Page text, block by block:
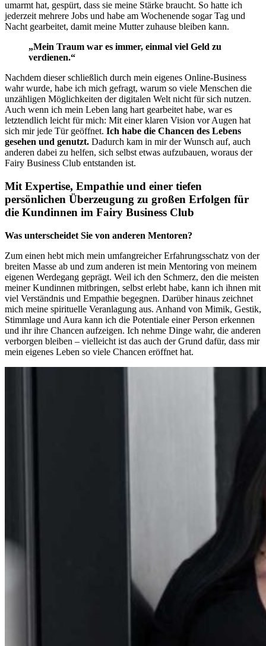
umarmt hat, gespürt, dass sie meine Stärke braucht. So hatte ich
jederzeit mehrere Jobs und habe am Wochenende sogar Tag und
Nacht gearbeitet, damit meine Mutter zuhause bleiben kann.
„Mein Traum war es immer, einmal viel Geld zu
verdienen.“
Nachdem dieser schließlich durch mein eigenes Online-Business
wahr wurde, habe ich mich gefragt, warum so viele Menschen die
unzähligen Möglichkeiten der digitalen Welt nicht für sich nutzen.
Auch wenn ich mein Leben lang hart gearbeitet habe, war es
letztendlich leicht für mich: Mit einer klaren Vision vor Augen hat
sich mir jede Tür geöffnet. Ich habe die Chancen des Lebens
gesehen und genutzt. Dadurch kam in mir der Wunsch auf, auch
anderen dabei zu helfen, sich selbst etwas aufzubauen, woraus der
Fairy Business Club entstanden ist.
Mit Expertise, Empathie und einer tiefen
persönlichen Überzeugung zu großen Erfolgen für
die Kundinnen im Fairy Business Club
Was unterscheidet Sie von anderen Mentoren?
Zum einen hebt mich mein umfangreicher Erfahrungsschatz von der
breiten Masse ab und zum anderen ist mein Mentoring von meinem
eigenen Werdegang geprägt. Weil ich den Schmerz, den die meisten
meiner Kundinnen mitbringen, selbst erlebt habe, kann ich ihnen mit
viel Verständnis und Empathie begegnen. Darüber hinaus zeichnet
mich meine spirituelle Veranlagung aus. Anhand von Mimik, Gestik,
Stimmlage und Aura kann ich die Potentiale einer Person erkennen
und ihr ihre Chancen aufzeigen. Ich nehme Dinge wahr, die anderen
verborgen bleiben – vielleicht ist das auch der Grund dafür, dass mir
mein eigenes Leben so viele Chancen eröffnet hat.